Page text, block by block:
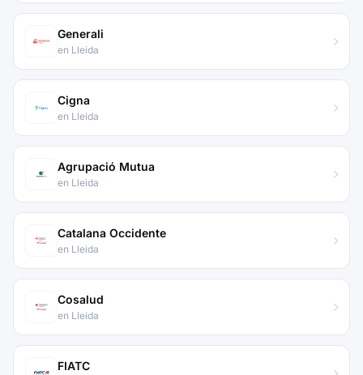
Generali
en Lleida
Cigna
en Lleida
Agrupació Mutua
en Lleida
Catalana Occidente
en Lleida
Cosalud
en Lleida
FIATC